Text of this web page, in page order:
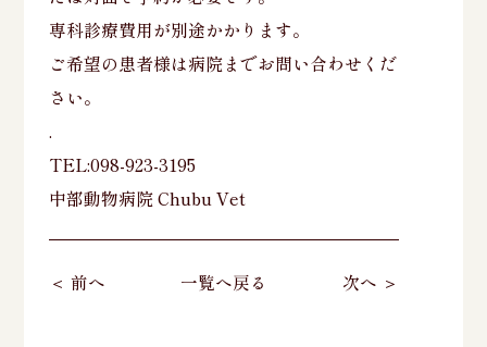
専科診療費用が別途かかります。
ご希望の患者様は病院までお問い合わせくだ
さい。
.
TEL:098-923-3195
中部動物病院 Chubu Vet
＜ 前へ 一覧へ戻る 次へ ＞